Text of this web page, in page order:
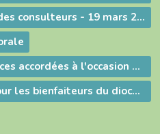
Collège des consulteurs - 19 mars 2013
Indulgences accordées à l'occasion de l'Année de la foi
Messe pour les bienfaiteurs du diocèse